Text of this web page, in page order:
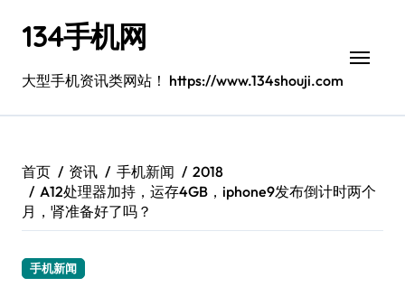
134手机网
大型手机资讯类网站！ https://www.134shouji.com
首页 资讯 手机新闻
2018
A12处理器加持，运存4GB，iphone9发布倒计时两个
月，肾准备好了吗？
手机新闻